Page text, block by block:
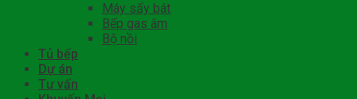
Máy sấy bát
Bếp gas âm
Bộ nồi
Tủ bếp
Dự án
Tư vấn